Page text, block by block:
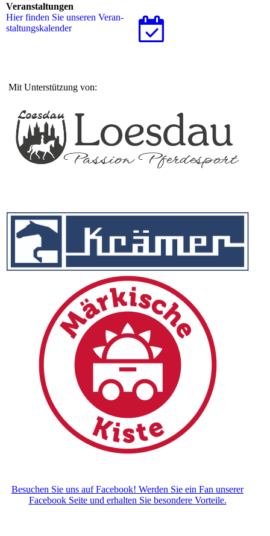
Veranstaltungen
Hier finden Sie unseren Ver­an­
stal­tungs­ka­len­der
Mit Unterstützung von:
Besuchen Sie uns auf Facebook! Werden Sie ein Fan unserer
Facebook Seite und erhalten Sie besondere Vorteile.